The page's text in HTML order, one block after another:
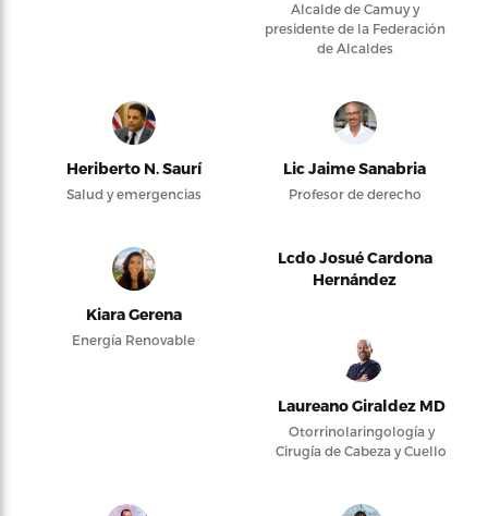
Alcalde de Camuy y
presidente de la Federación
de Alcaldes
Heriberto N. Saurí
Salud y emergencias
Lic Jaime Sanabria
Profesor de derecho
Kiara Gerena
Energía Renovable
Lcdo Josué Cardona
Hernández
Laureano Giraldez MD
Otorrinolaringología y
Cirugía de Cabeza y Cuello